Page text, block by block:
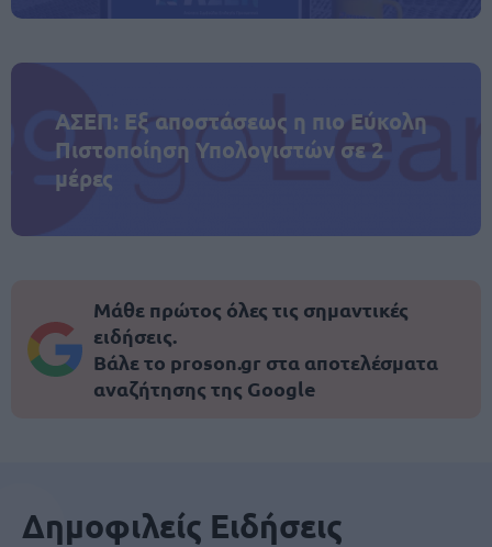
ΑΣΕΠ: Εξ αποστάσεως η πιο Εύκολη
Πιστοποίηση Υπολογιστών σε 2
μέρες
Μάθε πρώτος όλες τις σημαντικές
ειδήσεις.
Βάλε το proson.gr στα αποτελέσματα
αναζήτησης της Google
Δημοφιλείς Ειδήσεις